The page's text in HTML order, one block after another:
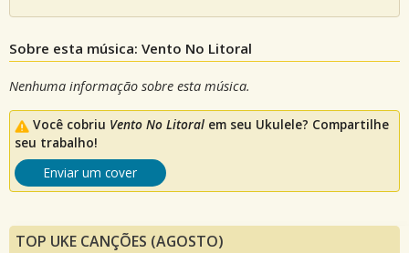
Sobre esta música: Vento No Litoral
Nenhuma informação sobre esta música.
Você cobriu Vento No Litoral em seu Ukulele? Compartilhe
seu trabalho!
Enviar um cover
TOP UKE CANÇÕES (AGOSTO)